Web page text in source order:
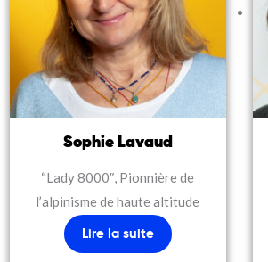
Sophie Lavaud
“Lady 8000″, Pionnière de
l’alpinisme de haute altitude
Lire la suite